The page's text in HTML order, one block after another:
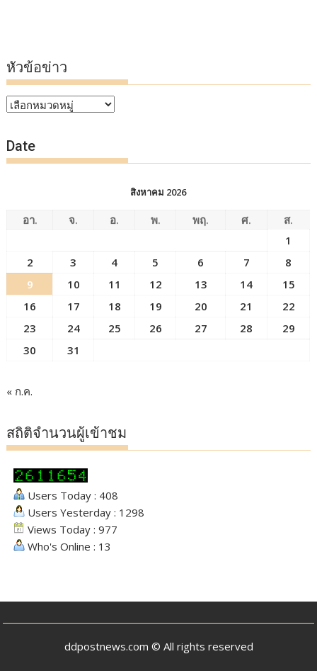
หัวข้อข่าว
หัวข้อ
Date
สิงหาคม 2026
อา. จ. อ. พ. พฤ. ศ.
ส.
1
2
3 4 5 6 7
8
9
10 11 12 13 14
15
16
17 18 19 20 21
22
23
24 25 26 27 28
29
30
31
« ก.ค.
สถิติจำนวนผู้เข้าชม
Users Today : 408
Users Yesterday : 1298
Views Today : 977
Who's Online : 13
ddpostnews.com © All rights reserved